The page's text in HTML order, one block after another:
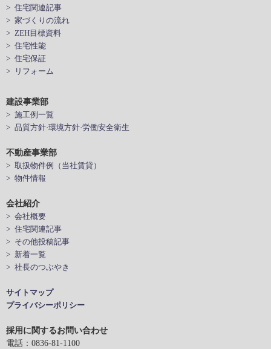
> 住宅関連記事
> 家づくりの流れ
> ZEH目標資料
> 住宅性能
> 住宅保証
> リフォーム
建設事業部
> 施工例一覧
> 品質方針·環境方針·労働安全衛生
不動産事業部
> 取扱物件例（当社賃貸）
> 物件情報
会社紹介
> 会社概要
> 住宅関連記事
> その他投稿記事
> 新着一覧
> 社長のつぶやき
サイトマップ
プライバシーポリシー
採用に関するお問い合わせ
電話：0836-81-1100